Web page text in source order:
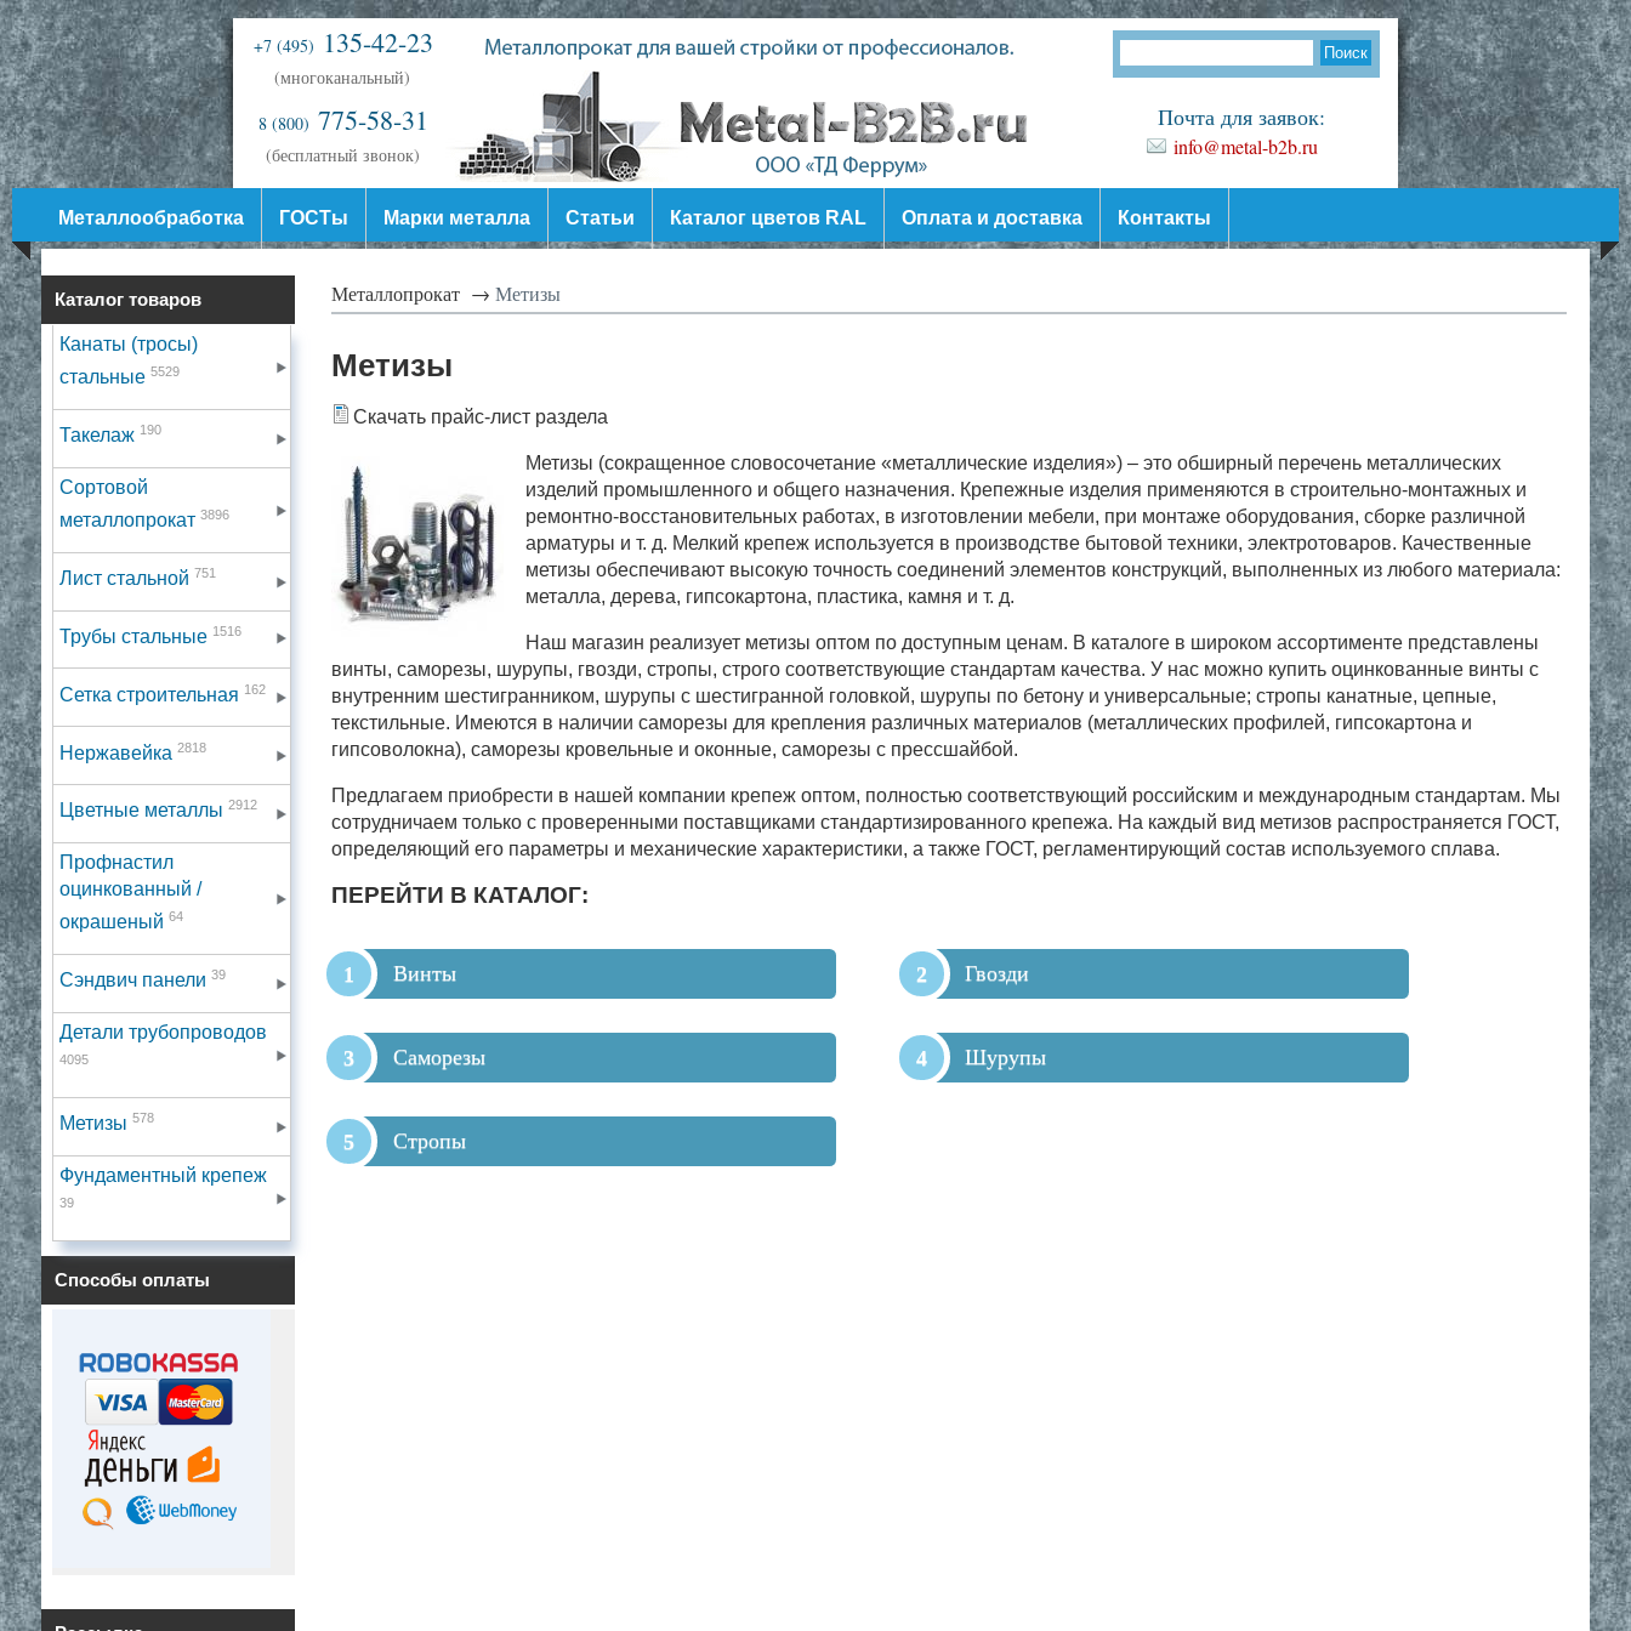
Почта для заявок:
info@metal-b2b.ru
+7 (495) 135-42-23
(многоканальный)
8 (800) 775-58-31
(бесплатный звонок)
Металлообработка ГОСТы Марки металла Статьи Каталог цветов RAL Оплата и доставка Контакты
Каталог товаров
Канаты (тросы)
стальные 5529
Такелаж 190
Сортовой
металлопрокат 3896
Лист стальной 751
Трубы стальные 1516
Сетка строительная 162
Нержавейка 2818
Цветные металлы 2912
Профнастил
оцинкованный /
окрашеный 64
Сэндвич панели 39
Детали трубопроводов
4095
Метизы 578
Фундаментный крепеж
39
Способы оплаты
Металлопрокат → Метизы
Метизы
Скачать прайс-лист раздела
Метизы (сокращенное словосочетание «металлические изделия») – это обширный перечень металлических
изделий промышленного и общего назначения. Крепежные изделия применяются в строительно-монтажных и
ремонтно-восстановительных работах, в изготовлении мебели, при монтаже оборудования, сборке различной
арматуры и т. д. Мелкий крепеж используется в производстве бытовой техники, электротоваров. Качественные
метизы обеспечивают высокую точность соединений элементов конструкций, выполненных из любого материала:
металла, дерева, гипсокартона, пластика, камня и т. д.
Наш магазин реализует метизы оптом по доступным ценам. В каталоге в широком ассортименте представлены
винты, саморезы, шурупы, гвозди, стропы, строго соответствующие стандартам качества. У нас можно купить оцинкованные винты с
внутренним шестигранником, шурупы с шестигранной головкой, шурупы по бетону и универсальные; стропы канатные, цепные,
текстильные. Имеются в наличии саморезы для крепления различных материалов (металлических профилей, гипсокартона и
гипсоволокна), саморезы кровельные и оконные, саморезы с прессшайбой.
Предлагаем приобрести в нашей компании крепеж оптом, полностью соответствующий российским и международным стандартам. Мы
сотрудничаем только с проверенными поставщиками стандартизированного крепежа. На каждый вид метизов распространяется ГОСТ,
определяющий его параметры и механические характеристики, а также ГОСТ, регламентирующий состав используемого сплава.
ПЕРЕЙТИ В КАТАЛОГ:
Винты Гвозди
Саморезы Шурупы
Стропы